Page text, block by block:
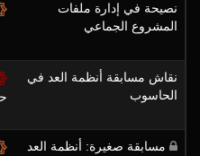
نصيحة في إدارة ملفات
المشروع الجماعي
نقاش مسابقة أنظمة العد في
الحاسوب
مسابقة صغيرة: أنظمة العد